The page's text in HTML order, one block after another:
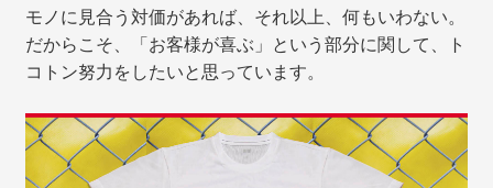
モノに見合う対価があれば、それ以上、何もいわない。
だからこそ、「お客様が喜ぶ」という部分に関して、ト
コトン努力をしたいと思っています。